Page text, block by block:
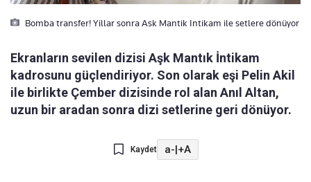
Bomba transfer! Yillar sonra Ask Mantik Intikam ile setlere dönüyor
Ekranların sevilen dizisi Aşk Mantık İntikam
kadrosunu güçlendiriyor. Son olarak eşi Pelin Akil
ile birlikte Çember dizisinde rol alan Anıl Altan,
uzun bir aradan sonra dizi setlerine geri dönüyor.
Kaydet a-|+A